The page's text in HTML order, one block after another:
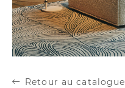
Retour au catalogue